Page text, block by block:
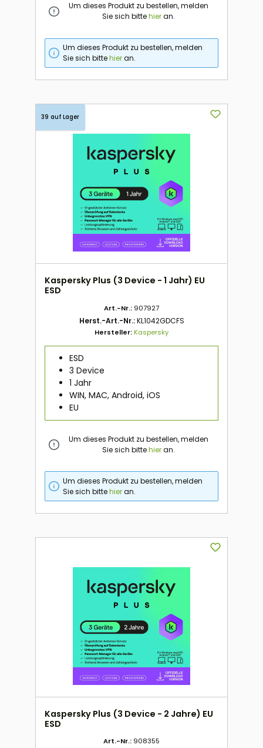
Um dieses Produkt zu bestellen, melden
Sie sich bittehieran.
Um dieses Produkt zu bestellen, melden
Sie sich bittehieran.
39 auf Lager
Kaspersky Plus (3 Device - 1 Jahr) EU
ESD
Art.-Nr.: 907927
Herst.-Art.-Nr.:KL1042GDCFS
Hersteller:Kaspersky
ESD
3 Device
1 Jahr
WIN, MAC, Android, iOS
EU
Um dieses Produkt zu bestellen, melden
Sie sich bittehieran.
Um dieses Produkt zu bestellen, melden
Sie sich bittehieran.
Kaspersky Plus (3 Device - 2 Jahre) EU
ESD
Art.-Nr.: 908355